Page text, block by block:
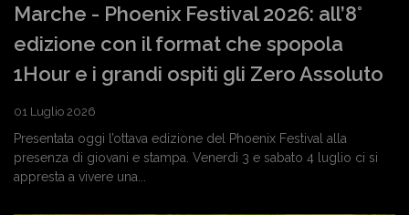
Marche - Phoenix Festival 2026: all’8°
edizione con il format che spopola
1Hour e i grandi ospiti gli Zero Assoluto
01 Luglio 2026
Presentata oggi l’ottava edizione del Phoenix Festival alla
presenza di giovani e stampa. Venerdì 3 e sabato 4 luglio ci si
appresta a vivere una...